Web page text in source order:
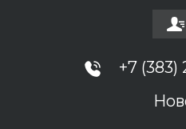
+7